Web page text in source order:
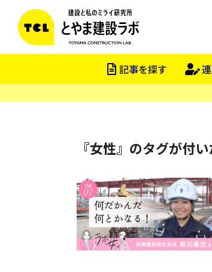
記事を探す
『女性』のタグが付